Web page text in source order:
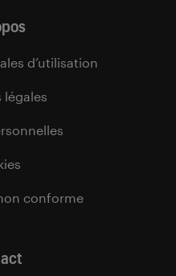
d’utilisation
légales
conforme